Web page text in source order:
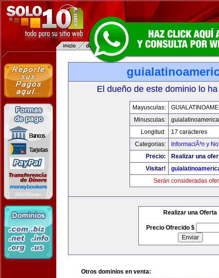
El dueño de este dominio lo
Mayusculas:
Minusculas:
Longitud:
17 caracteres
Categorias:
InformaciÃ³n y
Precio:
Realizar una
Visitar!
Serán consideradas
Realizar una Oferta
Precio Ofrecido $
Otros dominios en venta: